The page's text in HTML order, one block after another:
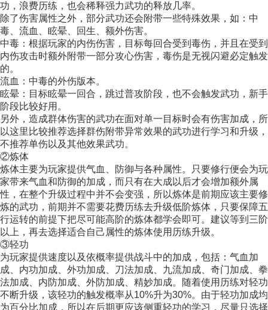
功，浪费历练，也会稀释强力武功的释放几率。
除了伤害属性之外，部分武功还会附带一些特殊效果，如：中
毒、流血、眩晕、回生、额外伤害。
中毒：根据玩家的内伤伤害，目标每回合受到毒伤，并且在受到
内伤攻击时额外附带一部分攻心伤害，毒伤是无视闪避必定触发
的。
流血：中毒的外伤版本。
眩晕：目标眩晕一回合，跳过普攻阶段，也不会触发武功，新手
阶段比较好用。
另外，造成群体伤害的武功在面对单一目标时会有伤害加成，所
以这里比较推荐选择群伤附带异常效果的武功进行学习和升级，
不推荐单伤以及其他效果武功。
②炼体
炼体主要为玩家提供气血、防御与各种属性。只要修行便会为玩
家带来气血和防御的加成，而只有在大成以后才会增加额外属
性，在整个升级过程中并不会变强，所以炼体是前期应该主要修
炼的武功，前期并不需要花费历练去升级低阶炼体，只要保障五
行运转的前提下把尽可能高阶的炼体都学会即可。建议等到三阶
以上，再去选择适合自己属性的炼体使用历练升级。
③轻功
为玩家提供速度以及依概率提供战斗中的加成，包括：气血加
成、内功加成、外功加成、刀法加成、九流加成、奇门加成、拳
法加成、内防加成、外防加成、精妙加成。随着使用历练对轻功
不断升级，该轻功的触发概率从10%升为30%。由于轻功加成均
为百分比加成，所以在后期更应该侧重轻功的学习，尽量只选择